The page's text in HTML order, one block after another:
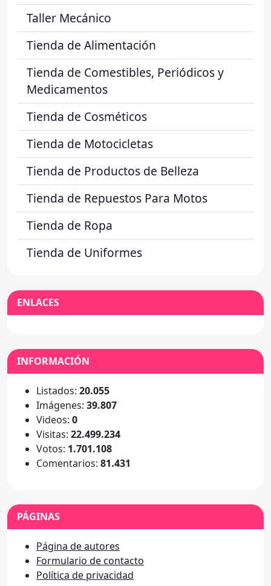
Taller Mecánico
Tienda de Alimentación
Tienda de Comestibles, Periódicos y
Medicamentos
Tienda de Cosméticos
Tienda de Motocicletas
Tienda de Productos de Belleza
Tienda de Repuestos Para Motos
Tienda de Ropa
Tienda de Uniformes
ENLACES
INFORMACIÓN
Listados: 20.055
Imágenes: 39.807
Videos: 0
Visitas: 22.499.234
Votos: 1.701.108
Comentarios: 81.431
PÁGINAS
Página de autores
Formulario de contacto
Política de privacidad